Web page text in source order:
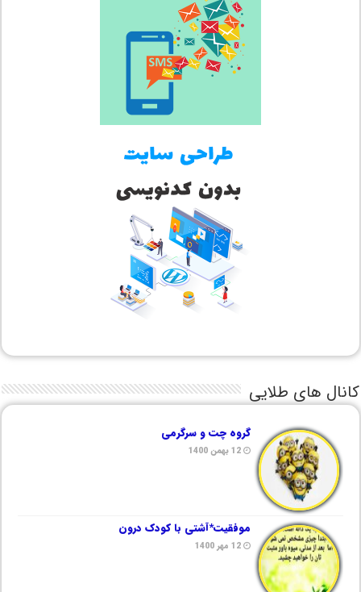
کانال های طلایی
گروه چت و سرگرمی
12 بهمن 1400
موفقیت*آشتی با کودک درون
12 مهر 1400